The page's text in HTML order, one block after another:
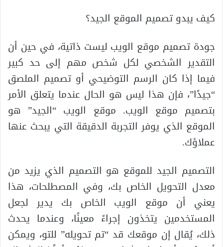
كيف يبدو تصميم الموقع الجيد؟
جودة تصميم موقع الويب ليست ذاتية، في حين أن
التقدير الشخصي لكل شخص مهم إلى حد كبير
فيما إذا كان الرسم التوضيحي أو تصميم الملصق
“جيدًا”، فإن هذا ليس هو الحال عندما يتعلق الأمر
بتصميم موقع الويب. موقع الويب “الجيد” هو
الموقع الذي يوفر التجربة الدقيقة التي يبحث عنها
عملاؤك.
التصميم الجيد للموقع هو التصميم الذي يزيد من
معدل التحويل الخاص بك، وفي المصطلحات، هذا
يعني أن موقع الويب الخاص بك يدير لجعل
المستخدمين يتخذون إجراءً معينًا، وعندما يحدث
ذلك، يُقال إن موقعك قد “تم تحويله” للتو، ويمكن